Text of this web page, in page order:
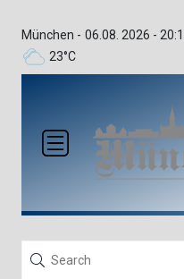
München -
23°C
06.08. 2026 -